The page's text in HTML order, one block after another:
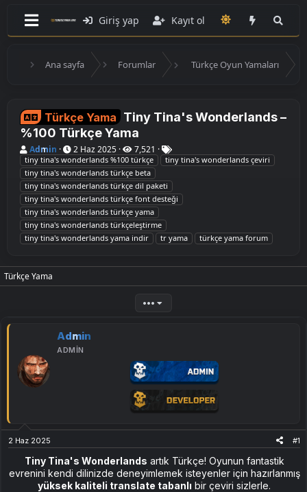
Giriş yap Kayıt ol
Ana sayfa Forumlar Türkçe Oyun Yamaları
Türkçe Yama Tiny Tina's Wonderlands –
%100 Türkçe Yama
K
o
n
u
y
u
B
a
ş
l
a
n
Admin
B
a
ş
l
a
n
g
ı
ç
t
2 Haz 2025 7,521
E
t
i
k
e
t
r
tiny tina's wonderlands %100 türkçe
tiny tina's wonderlands çeviri
tiny tina's wonderlands türkçe beta
tiny tina's wonderlands türkçe dil paketi
tiny tina's wonderlands türkçe font desteği
tiny tina's wonderlands türkçe yama
tiny tina's wonderlands türkçeleştirme
tiny tina's wonderlands yama indir
tr yama türkçe yama forum
Türkçe Yama
•••
Admin
ADMIN
2 Haz 2025 #1
Tiny Tina's Wonderlands artık Türkçe! Oyunun fantastik
evrenini kendi dilinizde deneyimlemek isteyenler için hazırlanmış
yüksek kaliteli translate tabanlı bir çeviri sizlerle.